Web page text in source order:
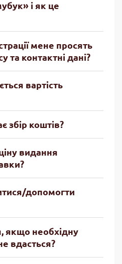
і як це
мене просять
та контактні дані?
вартість
збір коштів?
видання
допомогти
якщо необхідну
вдасться?